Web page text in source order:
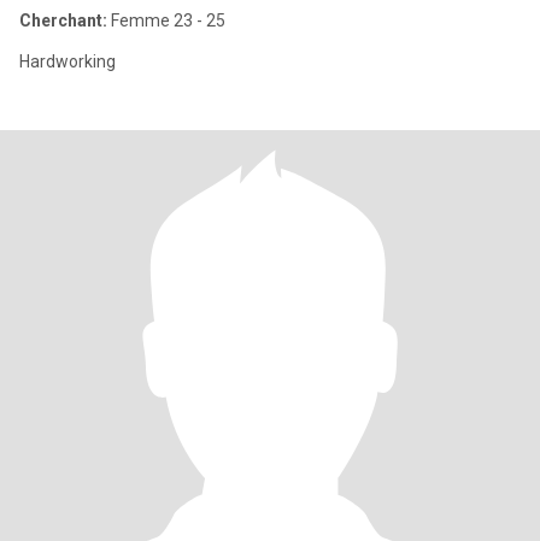
Cherchant: Femme 23 - 25
Hardworking